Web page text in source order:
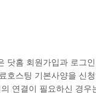
닷홈 회원가입과 로
호스팅 기본사양을 신
연결이 필요하신 경